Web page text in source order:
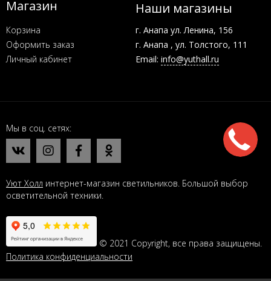
Магазин
Корзина
Оформить заказ
Личный кабинет
Наши магазины
г. Анапа ул. Ленина, 156
г. Анапа , ул. Толстого, 111
Email: info@yuthall.ru
Мы в соц. сетях
Уют Холл интернет-магазин светильников. Большой выбор
осветительной техники.
© 2021 Copyright, все права защищены.
Политика конфиденциальности